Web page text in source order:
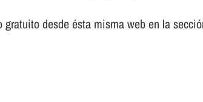
gratuito desde ésta misma web en la